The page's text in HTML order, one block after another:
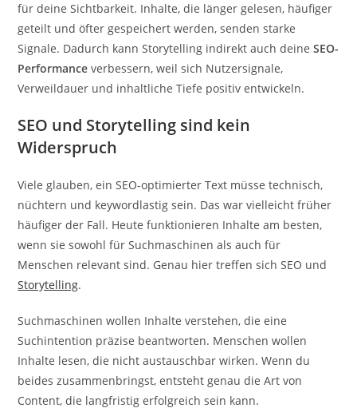
für deine Sichtbarkeit. Inhalte, die länger gelesen, häufiger
geteilt und öfter gespeichert werden, senden starke
Signale. Dadurch kann Storytelling indirekt auch deineSEO-
Performance verbessern, weil sich Nutzersignale,
Verweildauer und inhaltliche Tiefe positiv entwickeln.
SEO und Storytelling sind kein
Widerspruch
Viele glauben, ein SEO-optimierter Text müsse technisch,
nüchtern und keywordlastig sein. Das war vielleicht früher
häufiger der Fall. Heute funktionieren Inhalte am besten,
wenn sie sowohl für Suchmaschinen als auch für
Menschen relevant sind. Genau hier treffen sich SEO und
Storytelling.
Suchmaschinen wollen Inhalte verstehen, die eine
Suchintention präzise beantworten. Menschen wollen
Inhalte lesen, die nicht austauschbar wirken. Wenn du
beides zusammenbringst, entsteht genau die Art von
Content, die langfristig erfolgreich sein kann.